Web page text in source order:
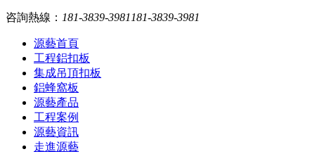
咨詢熱線： 181-3839-3981 181-3839-3981
源藝首頁
工程鋁扣板
集成吊頂扣板
鋁蜂窩板
源藝產品
工程案例
源藝資訊
走進源藝